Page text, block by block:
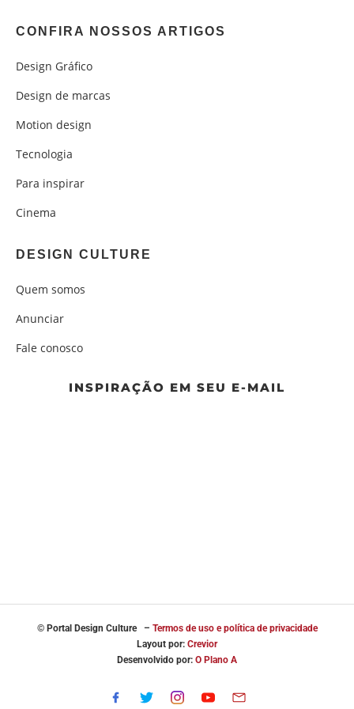
CONFIRA NOSSOS ARTIGOS
Design Gráfico
Design de marcas
Motion design
Tecnologia
Para inspirar
Cinema
DESIGN CULTURE
Quem somos
Anunciar
Fale conosco
INSPIRAÇÃO EM SEU E-MAIL
© Portal Design Culture – Termos de uso e política de privacidade
Layout por: Crevior
Desenvolvido por: O Plano A